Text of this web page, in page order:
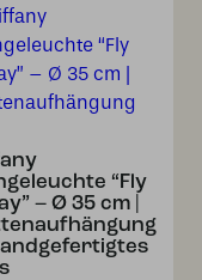
“Fly
– Ø 35 cm |